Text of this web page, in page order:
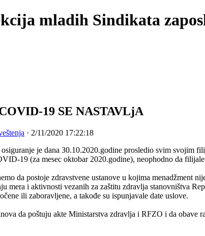
mladih Sindikata
19 SE NASTAVLjA
· 2/11/2020 17:22:18
je dana 30.10.2020.godine prosledio svim svojim
19 (za mesec oktobar 2020.godine), neophodno da
da postoje zdravstvene ustanove u kojima menadžment
mera i aktivnosti vezanih za zaštitu zdravlјa stanovništva
ili zaboravlјene, a takođe su ispunjavale date uslove.
da poštuju akte Ministarstva zdravlјa i RFZO i da